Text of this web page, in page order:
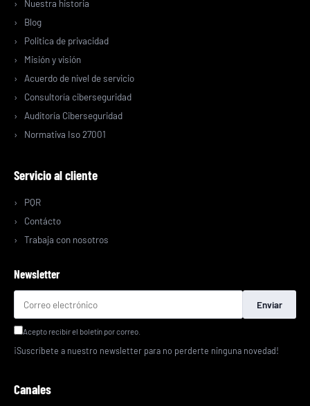
Nuestra historia
Blog
Politica de privacidad
Misión y visión
Acuerdo de nivel de servicio
Consultoría ciberseguridad
Auditoría Ciberseguridad
Normativa Iso 27001
Servicio al cliente
PQR
Contácto
Trabaja con nosotros
Newsletter
Enviar
Acepto recibir el boletín por correo.
¡Suscríbete a nuestro newsletter para no perderte ninguna novedad!
Canales